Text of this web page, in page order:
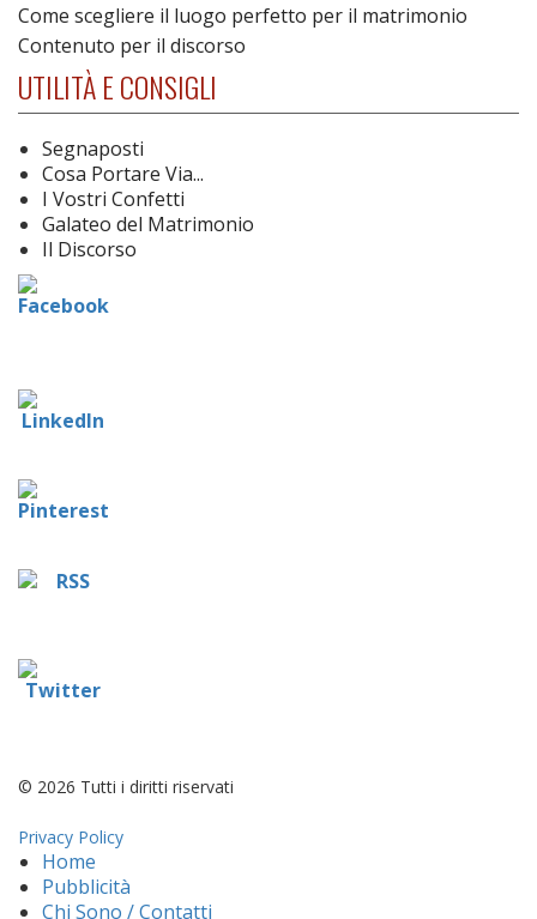
Come scegliere il luogo perfetto per il matrimonio
Contenuto per il discorso
UTILITÀ E CONSIGLI
Segnaposti
Cosa Portare Via...
I Vostri Confetti
Galateo del Matrimonio
Il Discorso
© 2026 Tutti i diritti riservati
Privacy Policy
Home
Pubblicità
Chi Sono / Contatti